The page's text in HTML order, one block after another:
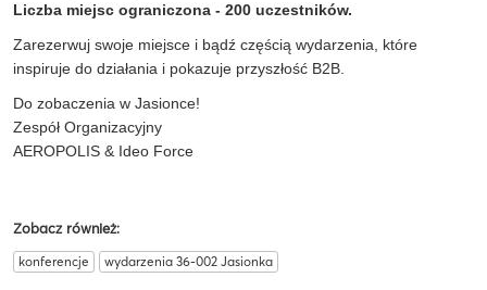
Liczba miejsc ograniczona - 200 uczestników.
Zarezerwuj swoje miejsce i bądź częścią wydarzenia, które
inspiruje do działania i pokazuje przyszłość B2B.
Do zobaczenia w Jasionce!
Zespół Organizacyjny
AEROPOLIS & Ideo Force
Zobacz również:
konferencje wydarzenia 36-002 Jasionka